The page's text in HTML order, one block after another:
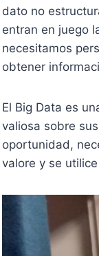
dato no
entran en juego
necesitamos
obtener
El Big Data es
valiosa sobre
oportunidad,
valore y se